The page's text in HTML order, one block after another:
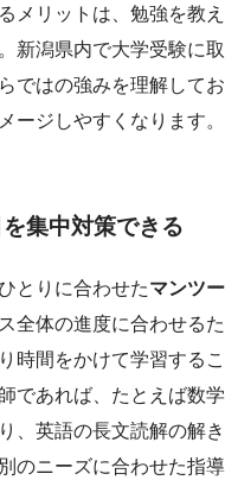
メリットは、勉強を教え
新潟県内で大学受験に取
ではの強みを理解してお
ージしやすくなります。
集中対策できる
とりに合わせたマンツー
全体の進度に合わせるた
時間をかけて学習するこ
であれば、たとえば数学
、英語の長文読解の解き
のニーズに合わせた指導